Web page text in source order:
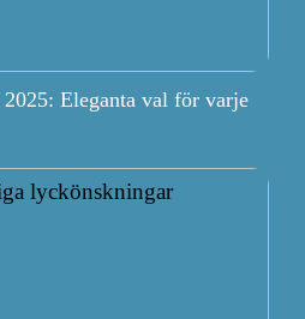
Eleganta val för varje